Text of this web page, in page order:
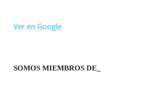
Ver en Google
SOMOS MIEMBROS DE_